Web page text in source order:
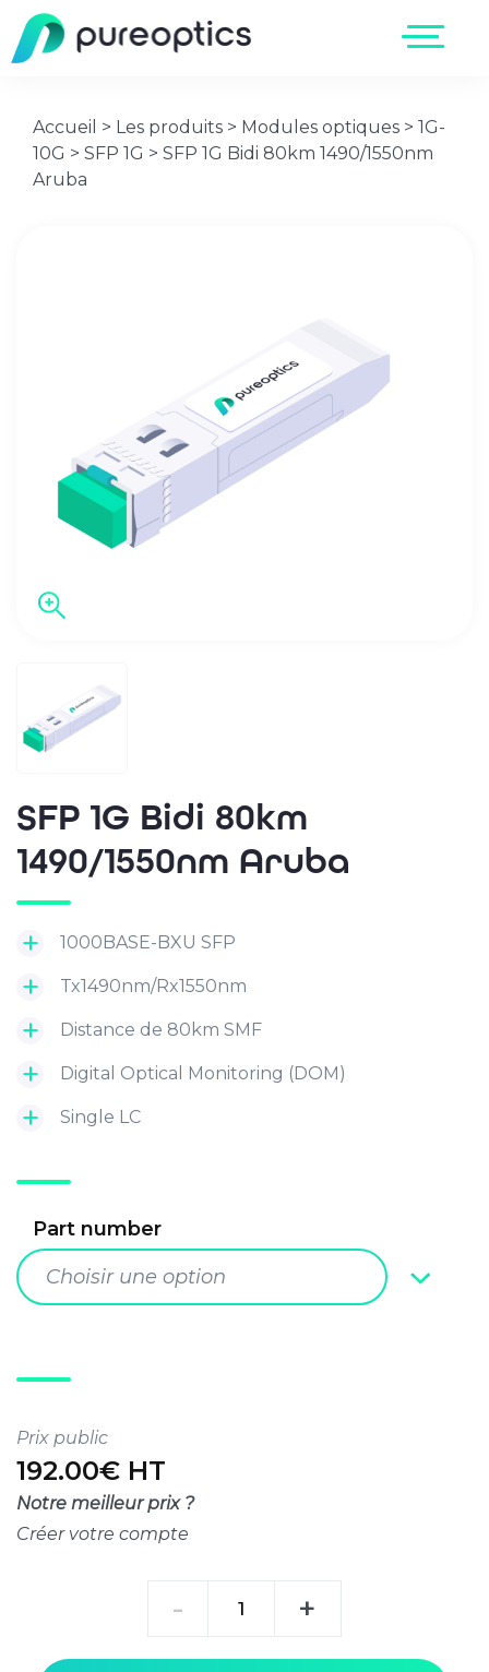
Accueil > Les produits > Modules optiques > 1G-
10G > SFP 1G > SFP 1G Bidi 80km 1490/1550nm
Aruba
SFP 1G Bidi 80km
1490/1550nm Aruba
1000BASE-BXU SFP
Tx1490nm/Rx1550nm
Distance de 80km SMF
Digital Optical Monitoring (DOM)
Single LC
Part number
Choisir une option
Prix public
192.00€ HT
Notre meilleur prix ?
Créer votre compte
- +